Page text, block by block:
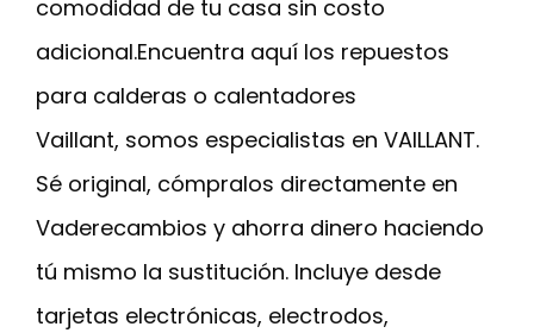
comodidad de tu casa sin costo
adicional.Encuentra aquí los repuestos
para calderas o calentadores
Vaillant, somos especialistas en VAILLANT.
Sé original, cómpralos directamente en
Vaderecambios y ahorra dinero haciendo
tú mismo la sustitución. Incluye desde
tarjetas electrónicas, electrodos,